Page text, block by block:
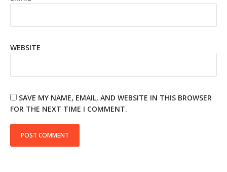
WEBSITE
SAVE MY NAME, EMAIL, AND WEBSITE IN THIS BROWSER
FOR THE NEXT TIME I COMMENT.